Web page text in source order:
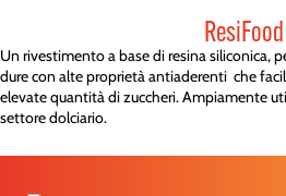
ResiFood
Un rivestimento a base di resina siliconica,
dure con alte proprietà antiaderenti che
elevate quantità di zuccheri. Ampiamente
settore dolciario.